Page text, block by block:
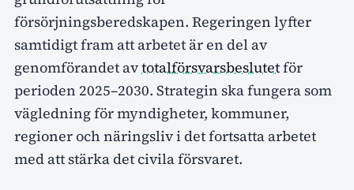
försörjningsberedskapen. Regeringen lyfter
samtidigt fram att arbetet är en del av
genomförandet avtotalförsvarsbeslutetför
perioden 2025–2030. Strategin ska fungera som
vägledning för myndigheter, kommuner,
regioner och näringsliv i det fortsatta arbetet
med att stärka det civila försvaret.